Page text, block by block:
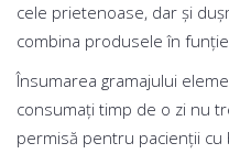
cele prietenoase, dar și
combina produsele în
Însumarea gramajului
consumați timp de o zi nu
permisă pentru pacienții cu